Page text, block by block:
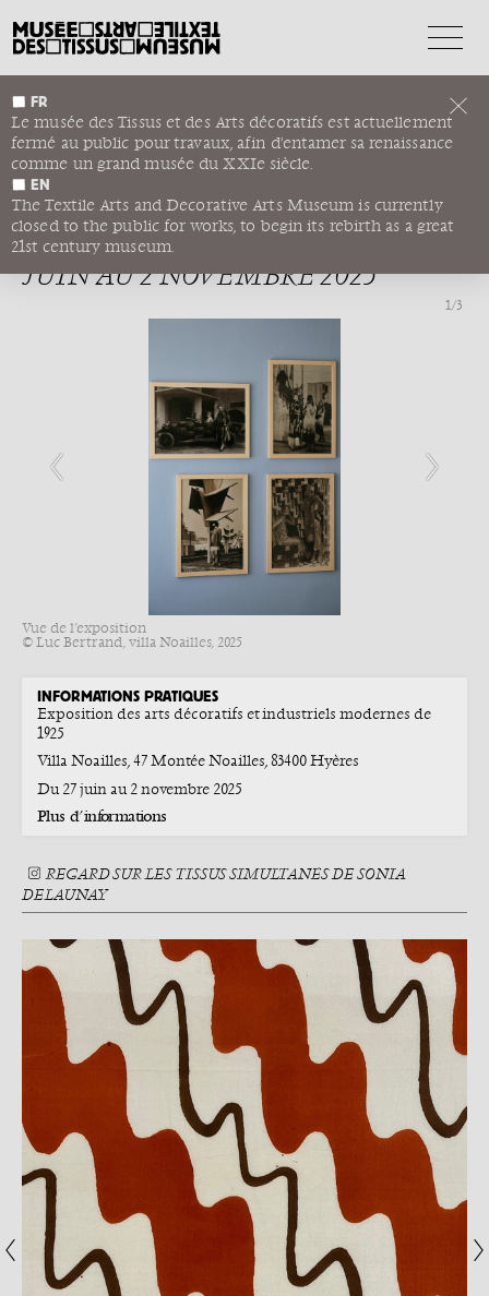
FR
Le musée des Tissus et des Arts décoratifs est actuellement
fermé au public pour travaux, afin d'entamer sa renaissance
comme un grand musée du XXIe siècle.
EN
The Textile Arts and Decorative Arts Museum is currently
closed to the public for works, to begin its rebirth as a great
21st century museum.
EXPOSITION DES ARTS
DECORATIFS ET INDUSTRIELS
MODERNES DE 1925
VILLA NOAILLES, CENTRE D’ART
CONTEMPORAIN, HYÈRES, DU 27
JUIN AU 2 NOVEMBRE 2025
1/3
Vue de l’exposition
© Luc Bertrand, villa Noailles, 2025
INFORMATIONS PRATIQUES
Exposition des arts décoratifs et industriels modernes de
1925
Villa Noailles, 47 Montée Noailles, 83400 Hyères
Du 27 juin au 2 novembre 2025
Plus d’informations
REGARD SUR LES TISSUS SIMULTANÉS DE SONIA
DELAUNAY